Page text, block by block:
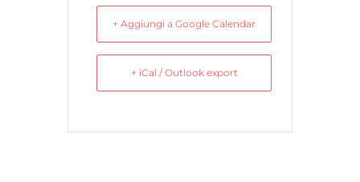
+ Aggiungi a Google Calendar
+ iCal / Outlook export